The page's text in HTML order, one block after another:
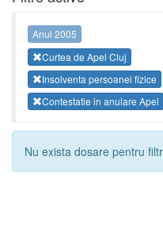
Anul 2005
Curtea de Apel Cluj
Insolventa persoanei fizice
Contestatie in anulare Apel
Nu exista dosare pentru